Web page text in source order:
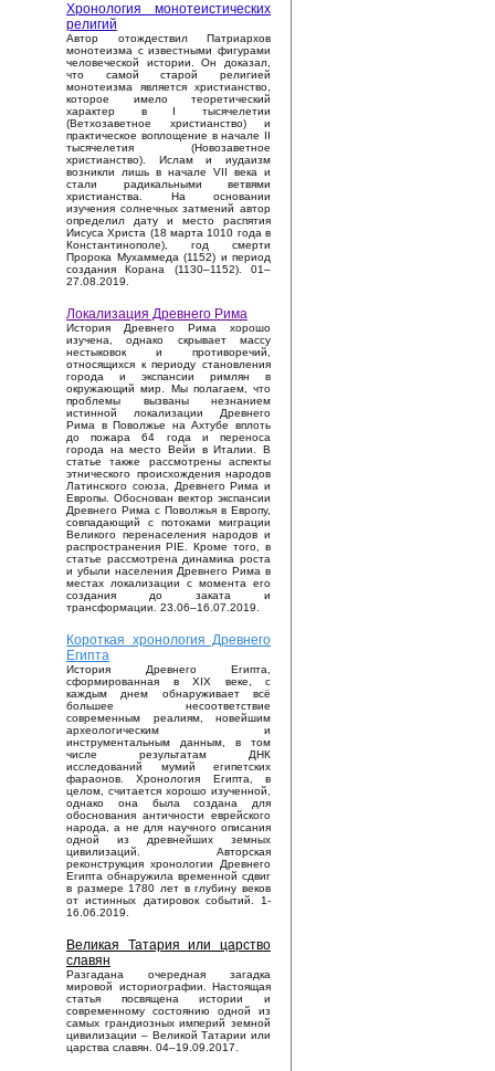
Хронология монотеистических
религий
Автор отождествил Патриархов
монотеизма с известными фигурами
человеческой истории. Он доказал,
что самой старой религией
монотеизма является христианство,
которое имело теоретический
характер в I тысячелетии
(Ветхозаветное христианство) и
практическое воплощение в начале II
тысячелетия (Новозаветное
христианство). Ислам и иудаизм
возникли лишь в начале VII века и
стали радикальными ветвями
христианства. На основании
изучения солнечных затмений автор
определил дату и место распятия
Иисуса Христа (18 марта 1010 года в
Константинополе), год смерти
Пророка Мухаммеда (1152) и период
создания Корана (1130–1152). 01–
27.08.2019.
Локализация Древнего Рима
История Древнего Рима хорошо
изучена, однако скрывает массу
нестыковок и противоречий,
относящихся к периоду становления
города и экспансии римлян в
окружающий мир. Мы полагаем, что
проблемы вызваны незнанием
истинной локализации Древнего
Рима в Поволжье на Ахтубе вплоть
до пожара 64 года и переноса
города на место Вейи в Италии. В
статье также рассмотрены аспекты
этнического происхождения народов
Латинского союза, Древнего Рима и
Европы. Обоснован вектор экспансии
Древнего Рима с Поволжья в Европу,
совпадающий с потоками миграции
Великого перенаселения народов и
распространения PIE. Кроме того, в
статье рассмотрена динамика роста
и убыли населения Древнего Рима в
местах локализации с момента его
создания до заката и
трансформации. 23.06–16.07.2019.
Короткая хронология Древнего
Египта
История Древнего Египта,
сформированная в XIX веке, с
каждым днем обнаруживает всё
большее несоответствие
современным реалиям, новейшим
археологическим и
инструментальным данным, в том
числе результатам ДНК
исследований мумий египетских
фараонов. Хронология Египта, в
целом, считается хорошо изученной,
однако она была создана для
обоснования античности еврейского
народа, а не для научного описания
одной из древнейших земных
цивилизаций. Авторская
реконструкция хронологии Древнего
Египта обнаружила временной сдвиг
в размере 1780 лет в глубину веков
от истинных датировок событий. 1-
16.06.2019.
Великая Татария или царство
славян
Разгадана очередная загадка
мировой историографии. Настоящая
статья посвящена истории и
современному состоянию одной из
самых грандиозных империй земной
цивилизации – Великой Татарии или
царства славян. 04–19.09.2017.